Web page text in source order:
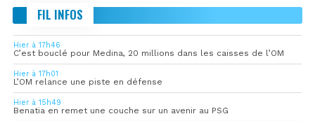
FIL INFOS
Hier à 17h46
C’est bouclé pour Medina, 20 millions dans les caisses de l’OM
Hier à 17h01
L’OM relance une piste en défense
Hier à 15h49
Benatia en remet une couche sur un avenir au PSG